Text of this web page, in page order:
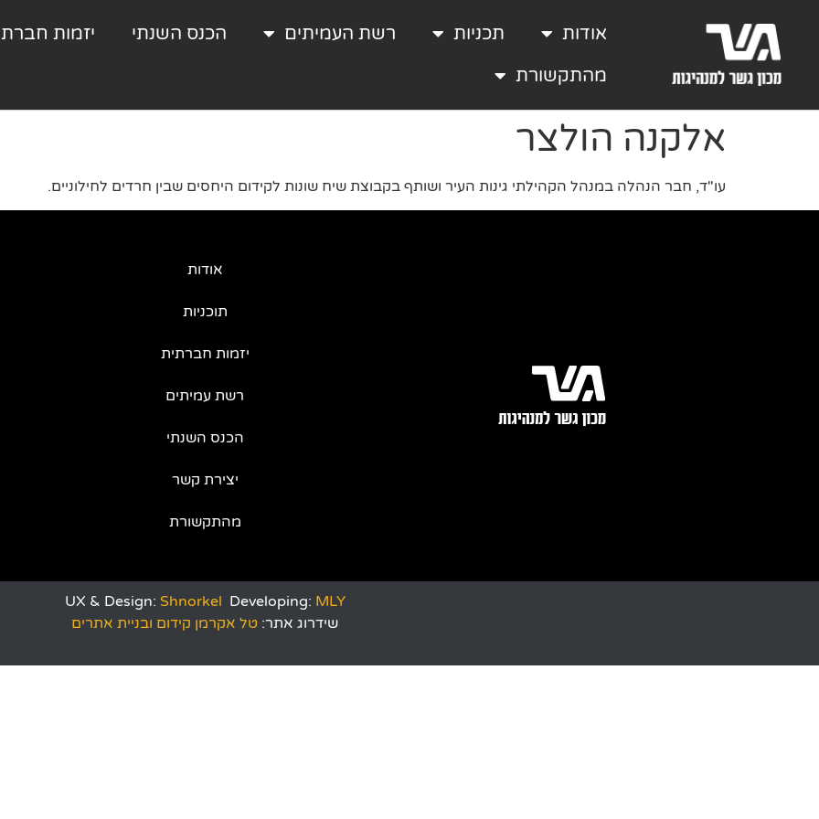
אודות תכניות רשת העמיתים הכנס השנתי
יזמות
מהתקשורת
אלקנה הולצר
עו"ד, חבר הנהלה במנהל הקהילתי גינות העיר ושותף בקבוצת שיח שונות לקידום היחסים שבין חרדים לחילוניים.
אודות
תוכניות
יזמות חברתית
רשת עמיתים
הכנס השנתי
יצירת קשר
מהתקשורת
UX & Design: Shnorkel Developing: MLY
שידרוג אתר: טל אקרמן קידום ובניית אתרים